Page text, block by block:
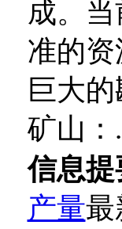
成。
准的
巨大
矿山
信息提
产量最